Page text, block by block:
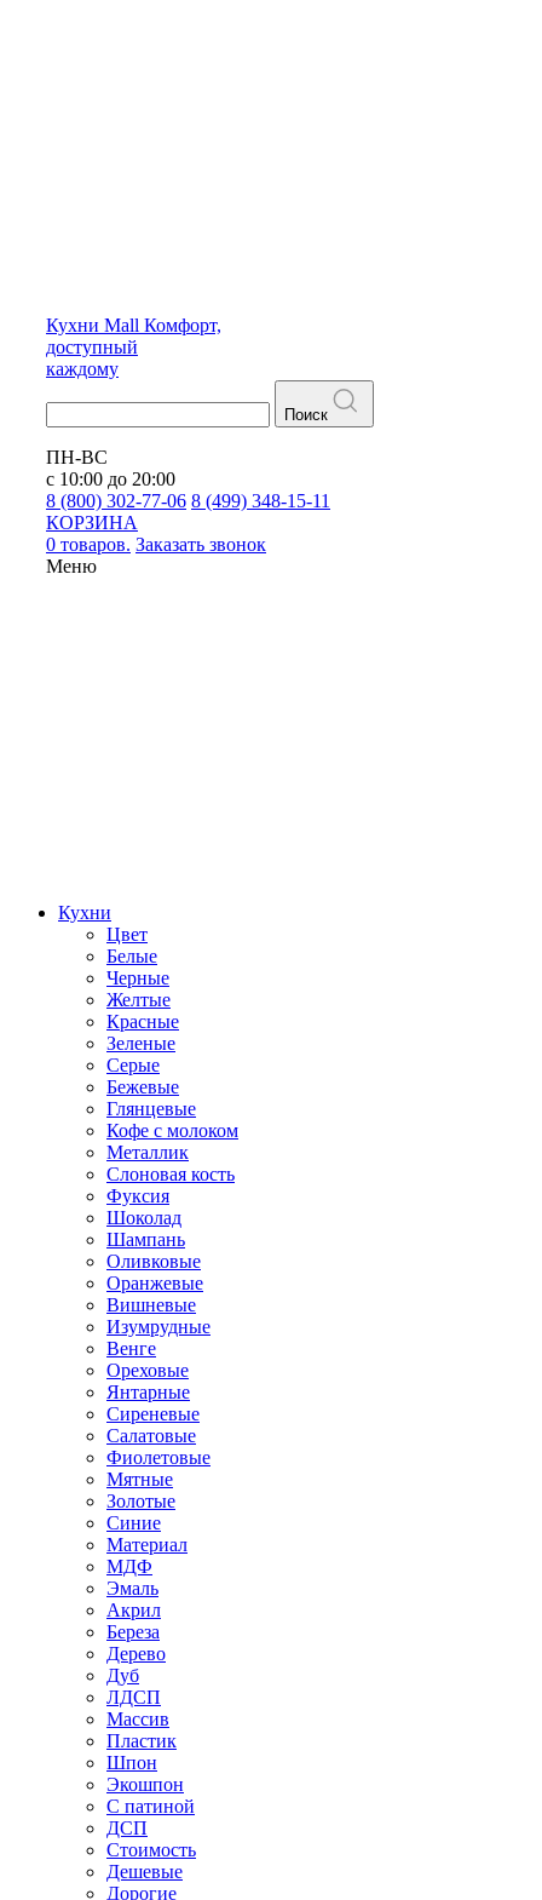
Кухни Mall Комфорт,
доступный
каждому
Поиск
ПН-ВС
с 10:00 до 20:00
8 (800) 302-77-06 8 (499) 348-15-11
КОРЗИНА
0 товаров. Заказать звонок
Меню
Кухни
Цвет
Белые
Черные
Желтые
Красные
Зеленые
Серые
Бежевые
Глянцевые
Кофе с молоком
Металлик
Слоновая кость
Фуксия
Шоколад
Шампань
Оливковые
Оранжевые
Вишневые
Изумрудные
Венге
Ореховые
Янтарные
Сиреневые
Салатовые
Фиолетовые
Мятные
Золотые
Синие
Материал
МДФ
Эмаль
Акрил
Береза
Дерево
Дуб
ЛДСП
Массив
Пластик
Шпон
Экошпон
С патиной
ДСП
Стоимость
Дешевые
Дорогие